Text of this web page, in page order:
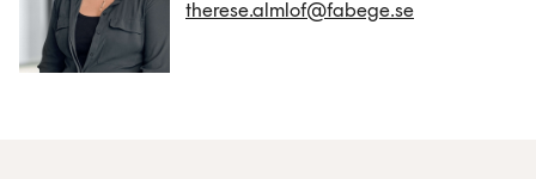
therese.almlof@fabege.se